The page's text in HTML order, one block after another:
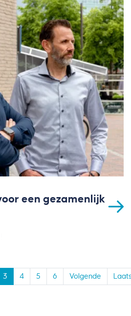
een gezamenlijk
3 4 5 6 Volgende